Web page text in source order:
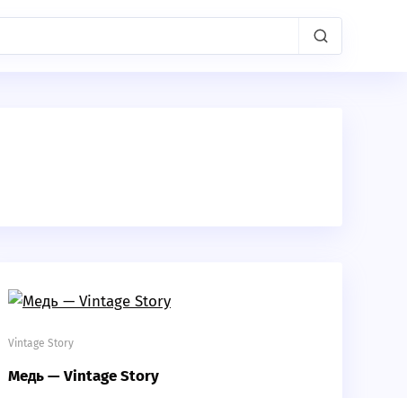
Vintage Story
Медь — Vintage Story